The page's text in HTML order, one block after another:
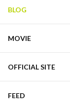
BLOG
MOVIE
OFFICIAL SITE
FEED